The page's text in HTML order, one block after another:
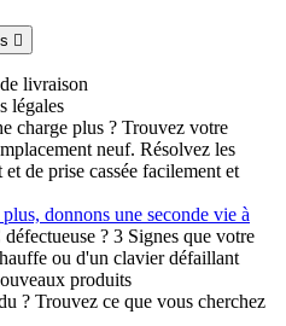

livraison
légales
charge plus ? Trouvez votre
neuf. Résolvez les
de prise cassée facilement et
donnons une seconde vie à
? 3 Signes que votre
ou d'un clavier défaillant
produits
? Trouvez ce que vous cherchez